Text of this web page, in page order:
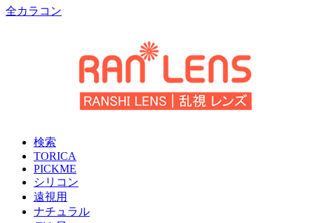
全カラコン
検索
TORICA
PICKME
シリコン
遠視用
ナチュラル